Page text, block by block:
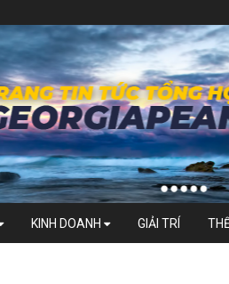
KINH DOANH GIẢI TRÍ